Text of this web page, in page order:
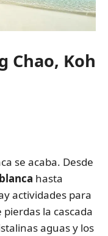
Chao, Koh
se acaba. Desde
hasta
actividades para
la cascada
aguas y los